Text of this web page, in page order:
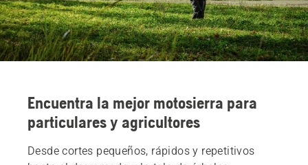
Encuentra la mejor motosierra para
particulares y agricultores
Desde cortes pequeños, rápidos y repetitivos